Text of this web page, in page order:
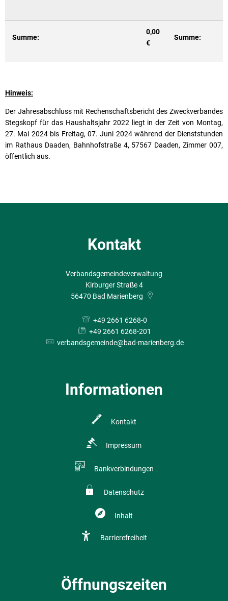
Summe:
0,00
€
Summe:
Hinweis:
Der Jahresabschluss mit Rechenschaftsbericht des Zweckverbandes
Stegskopf für das Haushaltsjahr 2022 liegt in der Zeit von Montag,
27. Mai 2024 bis Freitag, 07. Juni 2024 während der Dienststunden
im Rathaus Daaden, Bahnhofstraße 4, 57567 Daaden, Zimmer 007,
öffentlich aus.
Kontakt
Verbandsgemeindeverwaltung
Kirburger Straße 4
56470 Bad Marienberg
+49 2661 6268-0
+49 2661 6268-201
verbandsgemeinde@bad-marienberg.de
Informationen
Kontakt
Impressum
Bankverbindungen
Datenschutz
Inhalt
Barrierefreiheit
Öffnungszeiten